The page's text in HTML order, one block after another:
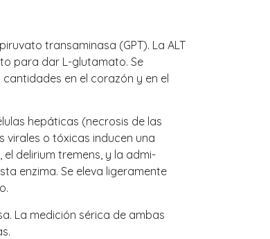
transaminasa (GPT). La ALT
para dar L-glutamato. Se
en el corazón y en el
hepáticas (necrosis de las
virales o tóxicas inducen una
delirium tremens, y la admi-
enzima. Se eleva ligeramente
La medición sérica de ambas